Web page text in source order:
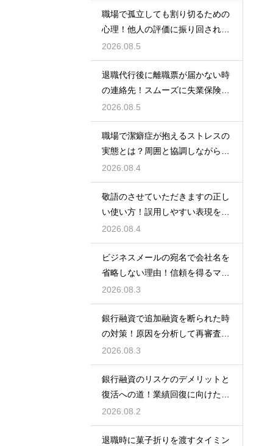
職場で孤立しても割り切るための
心理！他人の評価に振り回されな
いための術
2026.08.5
退職代行後に離職票が届かない時
の連絡先！スムーズに失業保険を
もらう術
2026.08.5
職場で潔癖症が抱えるストレスの
実態とは？周囲と協調しながら快
適に働く術
2026.08.4
敬語のさせていただきますの正し
い使い方！誤用しやすい表現を理
解する術
2026.08.4
ビジネスメールの宛名で会社名を
省略しない理由！信頼を得るマナ
ー
2026.08.3
銀行融資で追加融資を断られた時
の対策！原因を分析して再審査を
狙う
2026.08.3
銀行融資のリスケのデメリットと
復活への道！業績回復に向けた事
業計画
2026.08.2
退職時に菓子折りを渡すタイミン